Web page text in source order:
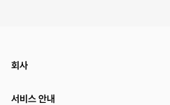
회사
서비스 안내